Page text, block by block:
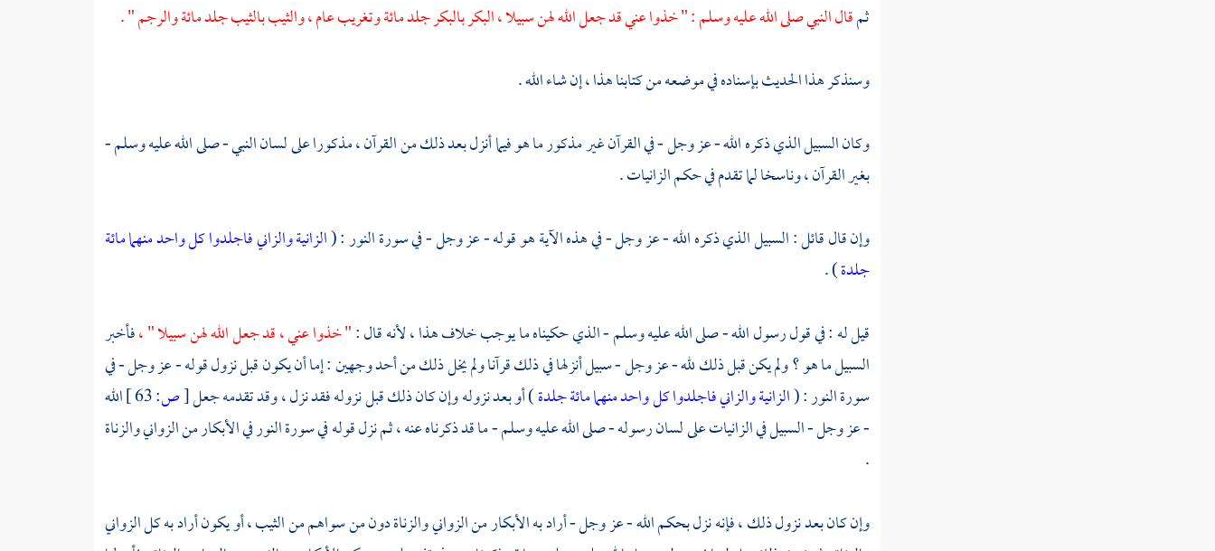
ثمقال النبي صلى الله عليه وسلم : " خذوا عني قد جعل الله لهن سبيلا ، البكر بالبكر جلد مائة وتغريب عام ، والثيب بالثيب جلد مائة والرجم " .
وسنذكر هذا الحديث بإسناده في موضعه من كتابنا هذا ، إن شاء الله .
وكان السبيل الذي ذكره الله - عز وجل - في القرآن غير مذكور ما هو فيما أنزل بعد ذلك من القرآن ، مذكورا على لسان النبي - صلى الله عليه وسلم -
بغير القرآن ، وناسخا لما تقدم في حكم الزانيات .
وإن قال قائل : السبيل الذي ذكره الله - عز وجل - في هذه الآية هو قوله - عز وجل - في سورة النور : (الزانية والزاني فاجلدوا كل واحد منهما مائة
جلدة) .
قيل له : في قول رسول الله - صلى الله عليه وسلم - الذي حكيناه ما يوجب خلاف هذا ، لأنه قال :" خذوا عني ، قد جعل الله لهن سبيلا " ،فأخبر
السبيل ما هو ؟ ولم يكن قبل ذلك لله - عز وجل - سبيل أنزلها في ذلك قرآنا ولم يخل ذلك من أحد وجهين : إما أن يكون قبل نزول قوله - عز وجل - في
سورة النور : (الزانية والزاني فاجلدوا كل واحد منهما مائة جلدة) أو بعد نزوله وإن كان ذلك قبل نزوله فقد نزل ، وقد تقدمه جعل[ص:
الله
- عز وجل - السبيل في الزانيات على لسان رسوله - صلى الله عليه وسلم - ما قد ذكرناه عنه ، ثم نزل قوله في سورة النور في الأبكار من الزواني والزناة
.
وإن كان بعد نزول ذلك ، فإنه نزل بحكم الله - عز وجل - أراد به الأبكار من الزواني والزناة دون من سواهم من الثيب ، أو يكون أراد به كل الزواني